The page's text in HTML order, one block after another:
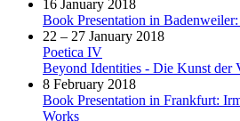
16 January 2018
Book Presentation in
22 – 27 January 2018
Poetica IV
Beyond Identities - Die Kunst der
8 February 2018
Book Presentation in Frankfurt:
Works